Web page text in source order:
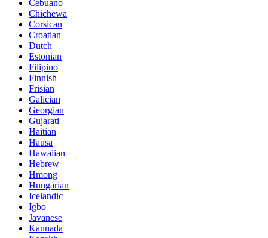
Cebuano
Chichewa
Corsican
Croatian
Dutch
Estonian
Filipino
Finnish
Frisian
Galician
Georgian
Gujarati
Haitian
Hausa
Hawaiian
Hebrew
Hmong
Hungarian
Icelandic
Igbo
Javanese
Kannada